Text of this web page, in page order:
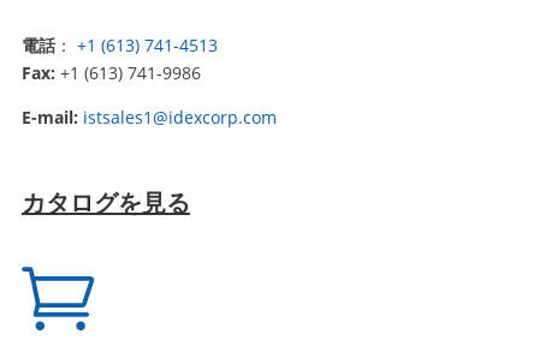
電話： +1 (613) 741-4513
Fax: +1 (613) 741-9986
E-mail: istsales1@idexcorp.com
カタログを見る
